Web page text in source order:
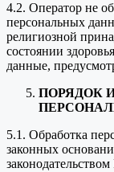
4.2. Оператор не
персональных
религиозной
состоянии
данные,
ПОРЯДОК
5.1. Обработка
законных